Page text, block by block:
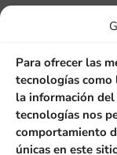
Para ofrecer las
tecnologías como
la información
tecnologías nos
comportamiento
únicas en este
Caja
de